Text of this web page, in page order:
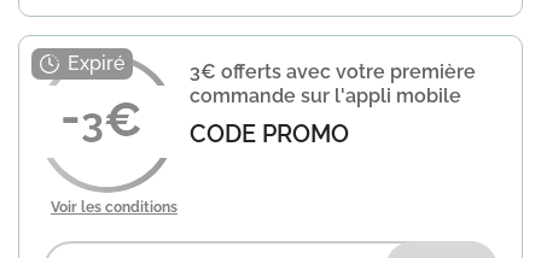
caméra d'action performante. Utilisez le
code JOY99 pour bénéficier de 119€ de
remise. Vérifiez les ...En savoir plus
3
3€ offerts avec votre première
commande sur l'appli mobile
CODE PROMO
Voir les conditions